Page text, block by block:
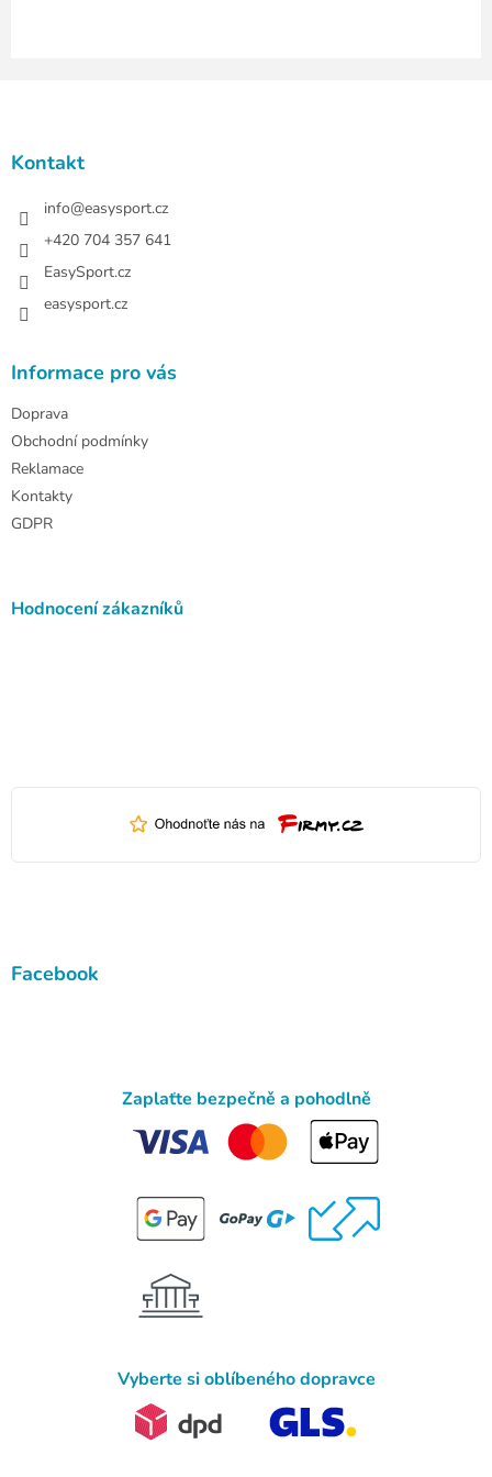
Kontakt
info@easysport.cz
+420 704 357 641
EasySport.cz
easysport.cz
Informace pro vás
Doprava
Obchodní podmínky
Reklamace
Kontakty
GDPR
Hodnocení zákazníků
Facebook
Zaplaťte bezpečně a pohodlně
Vyberte si oblíbeného dopravce